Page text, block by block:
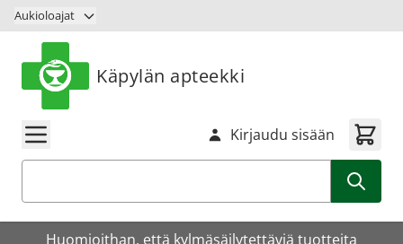
Siirry sisältöön
Aukioloajat
Käpylän apteekki
Kirjaudu sisään
Huomioithan, että kylmäsäilytettäviä tuotteita